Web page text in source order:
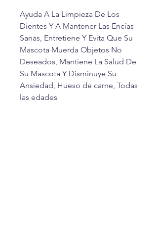
Ayuda A La Limpieza De Los
Dientes Y A Mantener Las Encías
Sanas, Entretiene Y Evita Que Su
Mascota Muerda Objetos No
Deseados, Mantiene La Salud De
Su Mascota Y Disminuye Su
Ansiedad, Hueso de carne, Todas
las edades